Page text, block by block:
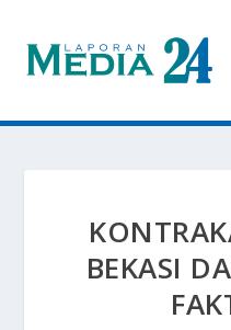
BEKASI